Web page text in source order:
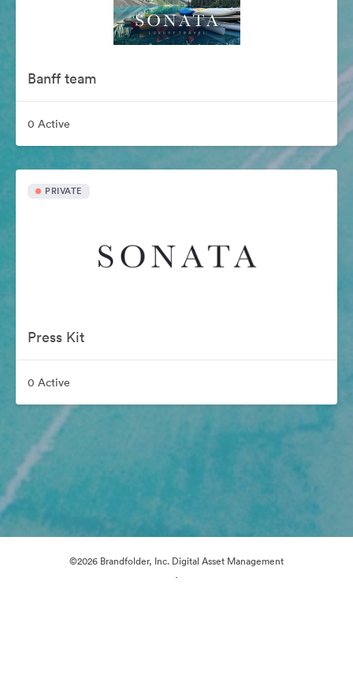
Banff team
0 Active
PRIVATE
Press Kit
0 Active
©2026 Brandfolder, Inc. Digital Asset Management
·